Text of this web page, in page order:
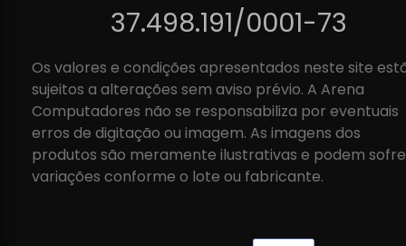
37.498.191/0001-73
Os valores e condições apresentados neste site
sujeitos a alterações sem aviso prévio. A Arena
Computadores não se responsabiliza por eventuais
erros de digitação ou imagem. As imagens dos
produtos são meramente ilustrativas e podem
variações conforme o lote ou fabricante.